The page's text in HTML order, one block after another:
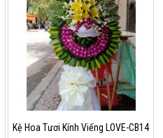
Kệ Hoa Tươi Kính Viếng LOVE-CB14